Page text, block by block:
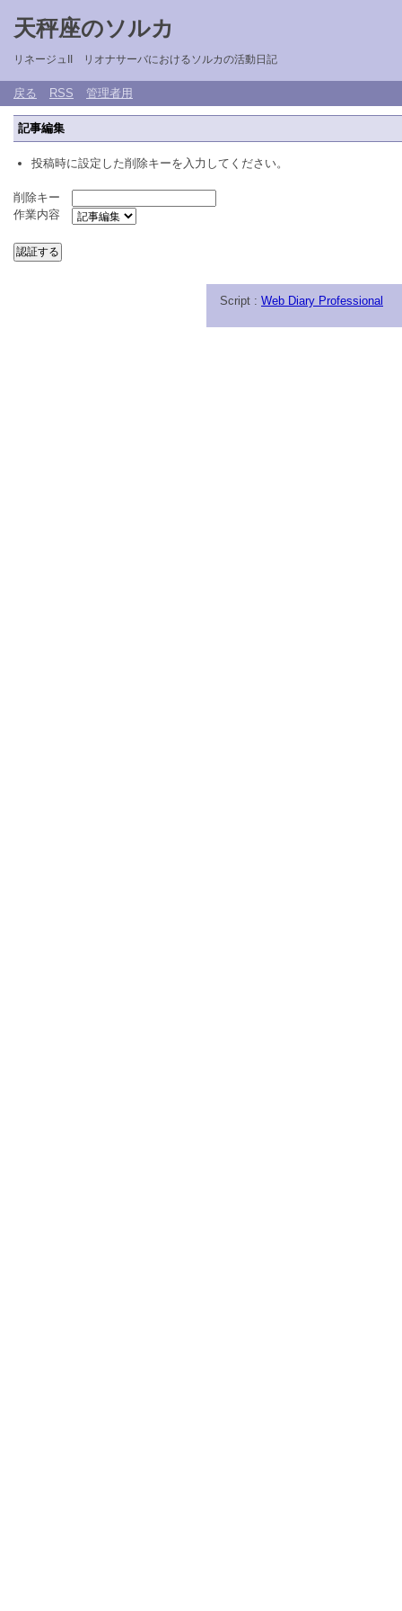
天秤座のソルカ
リネージュII リオナサーバにおけるソルカの活動日記
戻る RSS 管理者用
記事編集
投稿時に設定した削除キーを入力してください。
削除キー
作業内容
Script : Web Diary Professional